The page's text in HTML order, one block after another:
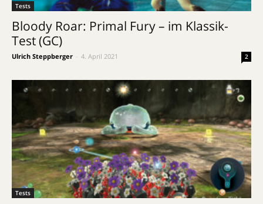
Tests
Bloody Roar: Primal Fury – im Klassik-
Test (GC)
Ulrich Steppberger 4. April 2021 2
Tests